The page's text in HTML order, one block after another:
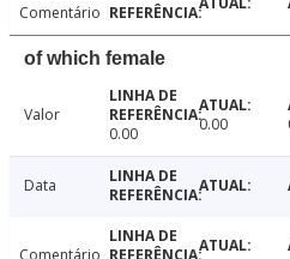
Comentário
of which female
Valor
0.00
0.00
Data
Comentário